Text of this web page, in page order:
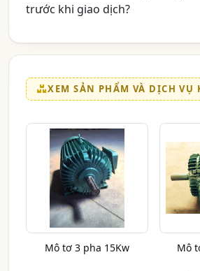
trước khi giao dịch?
XEM SẢN PHẨM VÀ DỊCH VỤ
Mô tơ 3 pha 15Kw Mô